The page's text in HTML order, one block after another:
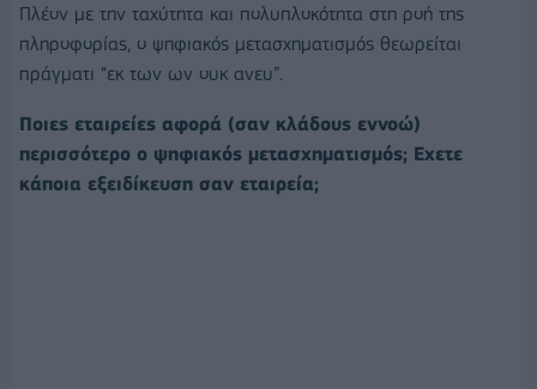
Πλέον με την ταχύτητα και πολυπλοκότητα στη ροή της
πληροφορίας, ο ψηφιακός μετασχηματισμός θεωρείται
πράγματι “εκ των ων ουκ ανευ”.
Ποιες εταιρείες αφορά (σαν κλάδους εννοώ)
περισσότερο ο ψηφιακός μετασχηματισμός; Εχετε
κάποια εξειδίκευση σαν εταιρεία;